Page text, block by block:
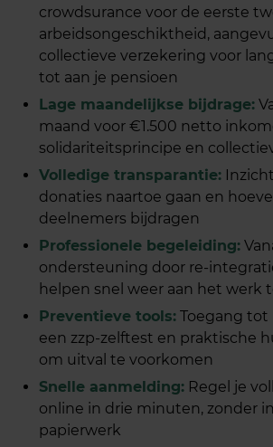
crowdsurance voor de eerste
arbeidsongeschiktheid,
collectieve verzekering voor
tot aan je pensioen
Lage maandelijkse bijdrage:
maand voor €1.500 netto
solidariteitsprincipe en
Volledige transparantie:
donaties naartoe gaan en
deelnemers bijdragen
Professionele begeleiding:
ondersteuning door re-
helpen snel weer aan het werk
Preventieve tools: Toegang tot
een zzp-zelftest en praktische
om uitval te voorkomen
Snelle aanmelding: Regel je
online in drie minuten, zonder
papierwerk